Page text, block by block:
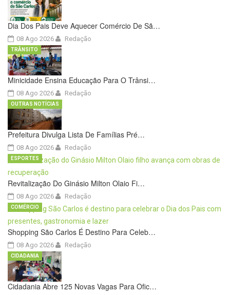
Dia Dos Pais Deve Aquecer Comércio De Sã…
08 Ago 2026 Redação
Minicidade Ensina Educação Para O Trânsi…
08 Ago 2026
TRÂNSITO
Redação
Prefeitura Divulga Lista De Famílias Pré…
08 Ago 2026
OUTRAS NOTÍCIAS
Redação
Revitalização Do Ginásio Milton Olaio Fi…
08 Ago 2026
ESPORTES
Redação
Shopping São Carlos É Destino Para Celeb…
08 Ago 2026
COMÉRCIO
Redação
Cidadania Abre 125 Novas Vagas Para Ofic…
CIDADANIA